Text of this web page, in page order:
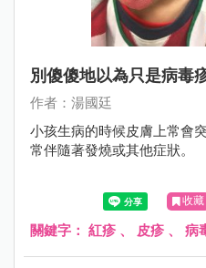
別傻傻地以為只是病毒
作者：湯國廷
小孩生病的時候皮膚上常會
常伴隨著發燒或其他症狀。
收藏
關鍵字： 紅疹 、 皮疹 、 病